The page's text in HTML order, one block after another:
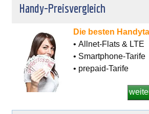
Handy-Preisvergleich
Die besten
• Allnet-Flats & LTE
• Smartphone-Tarife
• prepaid-Tarife